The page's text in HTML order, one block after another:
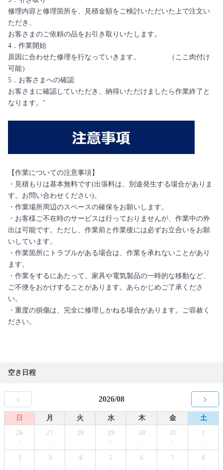
修理内容と修理箇所を、見積金額をご検討いただいた上で注文い
ただき、
お客さまのご依頼の品をお引き取りいたします。
4．作業開始
原因に合わせた修理を行なっていきます。 （ここ肉付け
可能）
5．お客さまへの確認
お客さまに確認していただき、納得いただけましたら作業終了と
なります。"
【作業についての注意事項】
・見積もりは基本無料です(出張料は、別途発生する場合がありま
す。お問い合わせください)。
・作業場所周辺のスペースの確保をお願いします。
・お客様ご不在時のサービスは行っておりませんが、作業中の外
出は可能です。ただし、作業前と作業後には必ずお立合いをお願
いしています。
・作業箇所にトラブルがある場合は、作業を承れないことがあり
ます。
・作業をするにあたって、家具や電気製品の一時的な移動など、
ご不便をおかけすることがあります。あらかじめご了承くださ
い。
・重度の損傷は、完全に修理しかねる場合があります。ご容赦く
ださい。
空き日程
2026/08
日 月 火 水 木 金
土
26
-
27
-
28
-
29
-
30
-
31
-
1
-
2
-
3
-
4
-
5
-
6
-
7
-
8
-